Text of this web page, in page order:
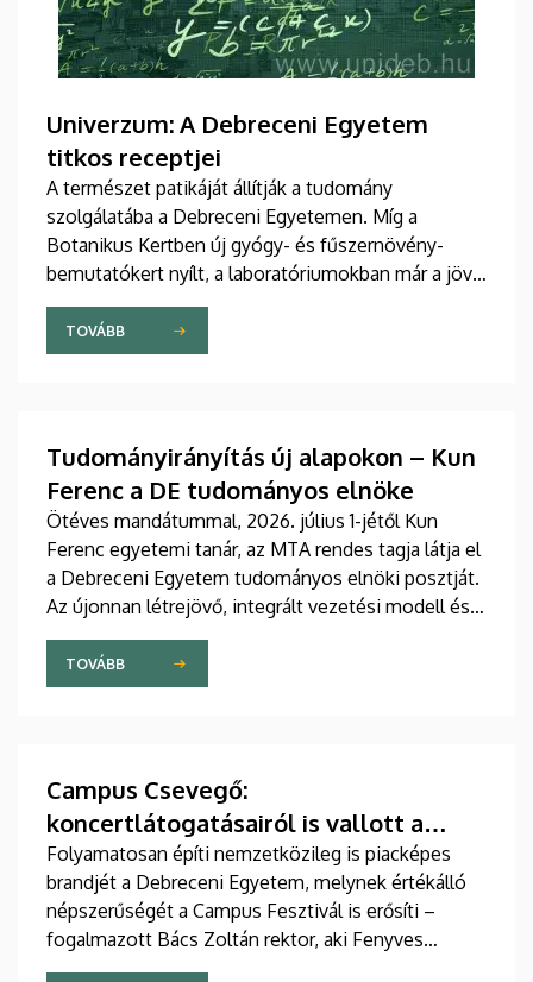
Univerzum: A Debreceni Egyetem
titkos receptjei
A természet patikáját állítják a tudomány
szolgálatába a Debreceni Egyetemen. Míg a
Botanikus Kertben új gyógy- és fűszernövény-
bemutatókert nyílt, a laboratóriumokban már a jövő
természetes gyógyszereit tökéletesítik a kutatók.
A nemzetközileg is elismert debreceni fejlesztések
– a bőrbarát rózsakrémtől a normál vércukorszintet
M. Tóth Ildikó Sajtóközpont saját gyártású
tudományos sorozatának legújabb riportjában.
TOVÁBB
Tudományirányítás új alapokon – Kun
Ferenc a DE tudományos elnöke
Ötéves mandátummal, 2026. július 1-jétől Kun
Ferenc egyetemi tanár, az MTA rendes tagja látja el
a Debreceni Egyetem tudományos elnöki posztját.
Az újonnan létrejövő, integrált vezetési modell és a
fokozatosan kiépülő Tudományos Főigazgatóság
célja, hogy a nemzetközi versenyben új szintre
emelje az intézmény kutatási teljesítményét,
TOVÁBB
Campus Csevegő:
koncertlátogatásairól is vallott a
rektor és az oktatási elnök
Folyamatosan építi nemzetközileg is piacképes
brandjét a Debreceni Egyetem, melynek értékálló
népszerűségét a Campus Fesztivál is erősíti –
fogalmazott Bács Zoltán rektor, aki Fenyves
Veronika oktatási elnökkel a Campus TV